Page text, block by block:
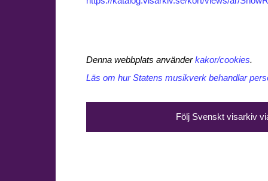
Denna webbplats använderkakor/cookies.
Läs om hur Statens musikverk behandlar
Följ Svenskt visarkiv